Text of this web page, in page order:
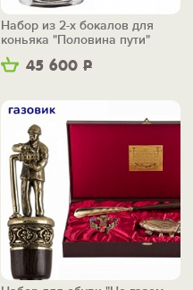
45 600 Р
Набор из 2-х бокалов для
коньяка "Половина пути"